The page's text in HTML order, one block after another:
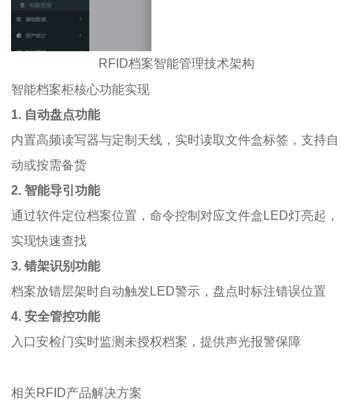
RFID档案智能管理技术架构
智能档案柜核心功能实现
1. 自动盘点功能
内置高频读写器与定制天线，实时读取文件盒标签，支持自
动或按需备货
2. 智能导引功能
通过软件定位档案位置，命令控制对应文件盒LED灯亮起，
实现快速查找
3. 错架识别功能
档案放错层架时自动触发LED警示，盘点时标注错误位置
4. 安全管控功能
入口安检门实时监测未授权档案，提供声光报警保障
相关RFID产品解决方案